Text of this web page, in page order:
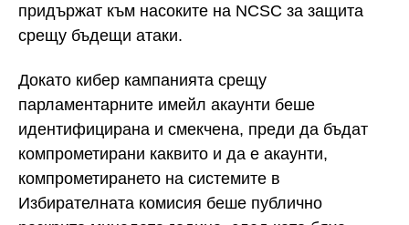
придържат към насоките на NCSC за защита
срещу бъдещи атаки.
Докато кибер кампанията срещу
парламентарните имейл акаунти беше
идентифицирана и смекчена, преди да бъдат
компрометирани каквито и да е акаунти,
компрометирането на системите в
Избирателната комисия беше публично